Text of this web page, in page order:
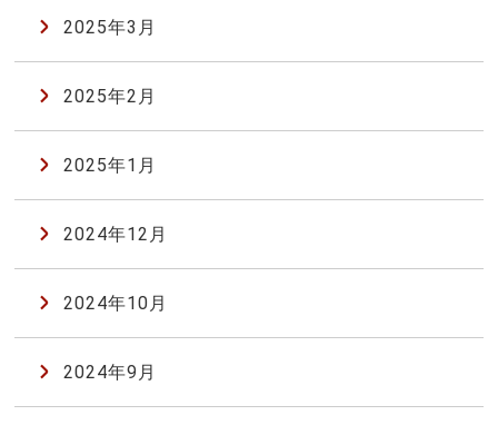
2025年3月
2025年2月
2025年1月
2024年12月
2024年10月
2024年9月